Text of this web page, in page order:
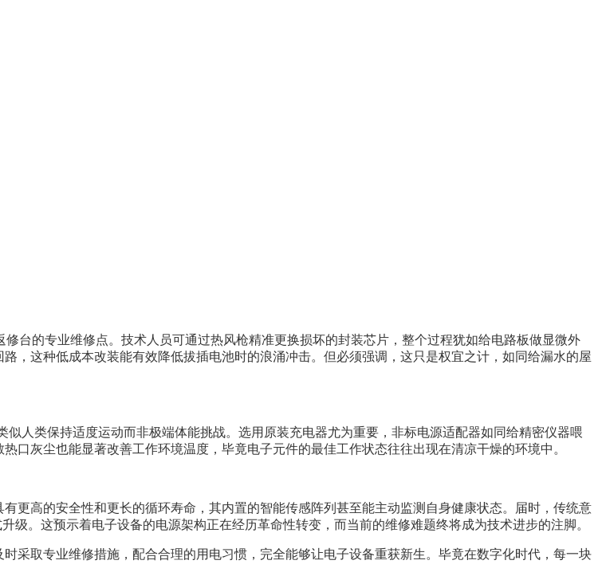
台的专业维修点。技术人员可通过热风枪精准更换损坏的封装芯片，整个过程犹如给电路板做显微外
，这种低成本改装能有效降低拔插电池时的浪涌冲击。但必须强调，这只是权宜之计，如同给漏水的屋
人类保持适度运动而非极端体能挑战。选用原装充电器尤为重要，非标电源适配器如同给精密仪器喂
口灰尘也能显著改善工作环境温度，毕竟电子元件的最佳工作状态往往出现在清凉干燥的环境中。
更高的安全性和更长的循环寿命，其内置的智能传感阵列甚至能主动监测自身健康状态。届时，传统意
。这预示着电子设备的电源架构正在经历革命性转变，而当前的维修难题终将成为技术进步的注脚。
采取专业维修措施，配合合理的用电习惯，完全能够让电子设备重获新生。毕竟在数字化时代，每一块